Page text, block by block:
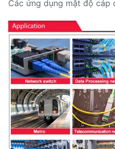
Các ứng dụng mật độ cáp